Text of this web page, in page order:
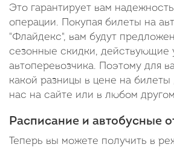
Это гарантирует вам
операции. Покупая билеты на
"Флайдекс", вам будут
сезонные скидки, действующие
автоперевозчика. Поэтому для
какой разницы в цене на билеты
нас на сайте или в любом
Расписание и автобусные
Теперь вы можете получить в